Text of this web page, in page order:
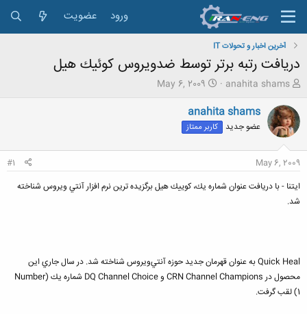
ورود عضویت
آخرین اخبار و تحولات IT
دريافت رتبه برتر توسط ضدويروس كوئيك هيل
ش
و
ع
ک
ه
و
anahita shams
ت
ر
ی
خ
ع
May 6, 2009
anahita shams
عضو جدید کاربر ممتاز
May 6, 2009
#1
ايتنا - با دريافت عنوان شماره يك، كوييك هيل برگزيده ترين نرم افزار آنتي ويروس شناخته
شد.
Quick Heal به عنوان قهرمان جديد حوزه آنتي‌ويروس شناخته شد. در سال جاري اين
محصول در CRN Channel Champions و DQ Channel Choice شماره يك (Number
1) لقب گرفت.